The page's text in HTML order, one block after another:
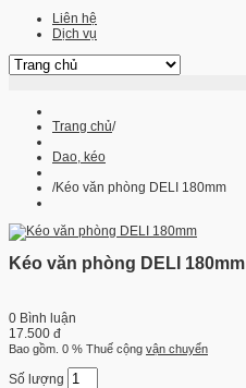
Liên hệ
Dịch vụ
Trang chủ/
Dao, kéo
/Kéo văn phòng DELI 180mm
Kéo văn phòng DELI 180mm
0 Bình luận
17.500 đ
Bao gồm. 0 % Thuế cộng vận chuyển
Số lượng